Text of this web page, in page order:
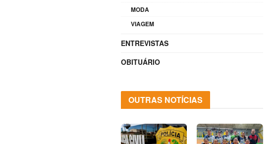
MODA
VIAGEM
ENTREVISTAS
OBITUÁRIO
OUTRAS NOTÍCIAS